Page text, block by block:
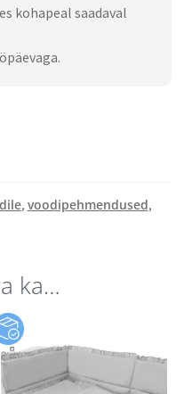
kohapeal saadaval
, voodipehmendused,
ka…